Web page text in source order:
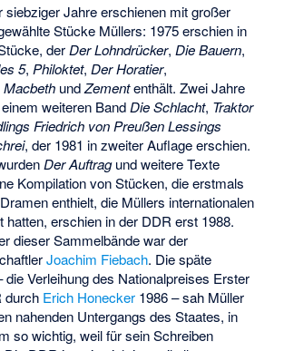
siebziger Jahre erschienen mit großer
Stücke Müllers: 1975 erschien in
derDer Lohndrücker,Die Bauern,
5,Philoktet,Der Horatier,
Macbeth undZemententhält. Zwei Jahre
weiteren BandDie Schlacht, Traktor
Friedrich von Preußen Lessings
, der 1981 in zweiter Auflage erschien.
Der Auftragund weitere Texte
Kompilation von Stücken, die erstmals
enthielt, die Müllers internationalen
hatten, erschien in der DDR erst 1988.
dieser Sammelbände war der
Joachim Fiebach. Die späte
die Verleihung des Nationalpreises Erster
durch Erich Honecker 1986 – sah Müller
nahenden Untergangs des Staates, in
so wichtig, weil für sein Schreiben